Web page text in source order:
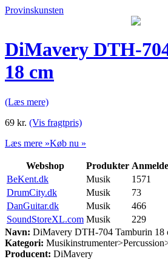
Provinskunsten
DiMavery DTH-
18 cm
(Læs mere)
69 kr. (Vis fragtpris)
Læs mere »Køb nu »
Webshop Produkter
BeKent.dk
Musik 1571
DrumCity.dk
Musik 73
DanGuitar.dk
Musik 466
SoundStoreXL.com Musik 229
Navn: DiMavery DTH-704 Tamburin 18
Kategori:
Producent: DiMavery